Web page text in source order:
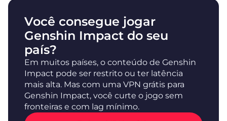
Você consegue jogar
Genshin Impact do seu
país?
Em muitos países, o conteúdo de Genshin
Impact pode ser restrito ou ter latência
mais alta. Mas com uma VPN grátis para
Genshin Impact, você curte o jogo sem
fronteiras e com lag mínimo.